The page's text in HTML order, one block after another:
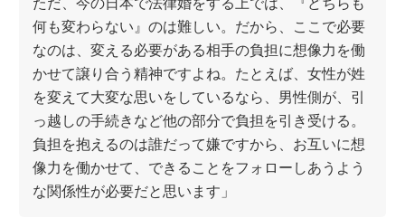
ただ、今の日本で法律婚をする上では、『どちらも
何も変わらない』のは難しい。だから、ここで必要
なのは、変える必要がある相手の負担に想像力を働
かせて譲り合う精神ですよね。たとえば、女性が姓
を変えて大変な思いをしているなら、男性側が、引
っ越しの手続きなど他の部分で負担を引き受ける。
負担を抱えるのは誰だって嫌ですから、お互いに想
像力を働かせて、できることをフォローしあうよう
な関係性が必要だと思います」